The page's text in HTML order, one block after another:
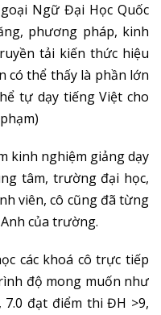
Ngữ Đại Học Quốc
phương pháp, kinh
tải kiến thức hiệu
có thể thấy là phần lớn
tự dạy tiếng Việt cho
kinh nghiệm giảng dạy
tâm, trường đại học,
viên, cô cũng đã từng
của trường.
các khoá cô trực tiếp
độ mong muốn như
7.0 đạt điểm thi ĐH >9,